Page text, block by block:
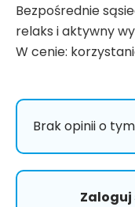
Bezpośrednie
relaks i aktywny
W cenie:
Brak opinii o
Zaloguj